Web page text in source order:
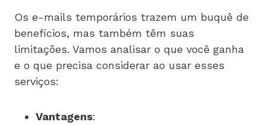
Os e-mails temporários trazem um buquê de
benefícios, mas também têm suas
limitações. Vamos analisar o que você ganha
e o que precisa considerar ao usar esses
serviços:
Vantagens: